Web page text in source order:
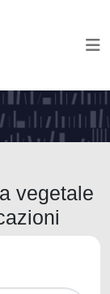
vegetale